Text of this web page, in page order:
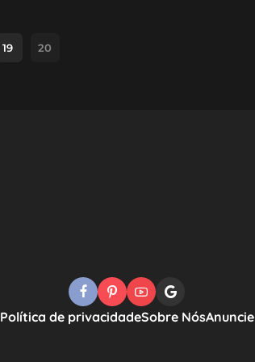
19 20
Política de privacidadeSobre NósAnuncie